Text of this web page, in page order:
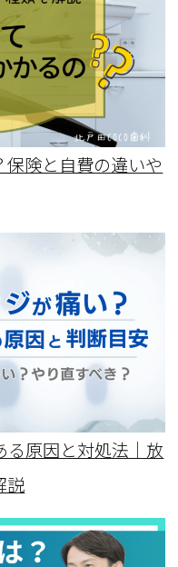
険と自費の違いや
る原因と対処法｜放
説